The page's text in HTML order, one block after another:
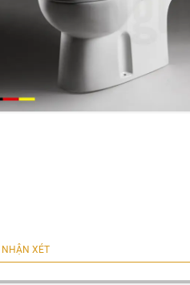
NHẬN XÉT